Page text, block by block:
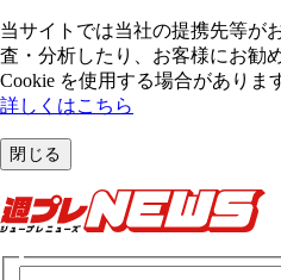
当サイトでは当社の提携先等が
査・分析したり、お客様にお勧
Cookie を使⽤する場合がありま
詳しくはこちら
閉じる